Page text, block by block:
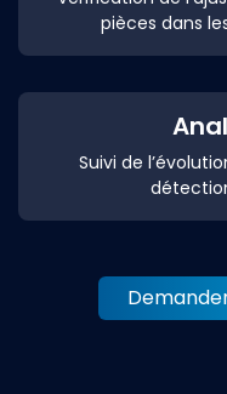
pièces dans
Suivi de